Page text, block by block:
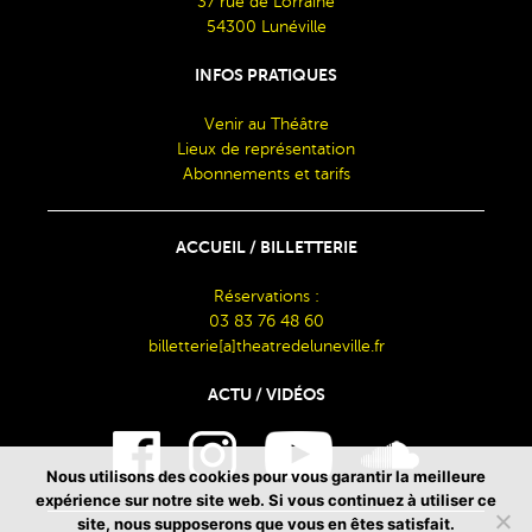
54300 Lunéville
INFOS PRATIQUES
Venir au Théâtre
Lieux de représentation
Abonnements et tarifs
ACCUEIL / BILLETTERIE
Réservations :
03 83 76 48 60
billetterie[a]theatredeluneville.fr
ACTU / VIDÉOS
Nous utilisons des cookies pour vous garantir la meilleure
expérience sur notre site web. Si vous continuez à utiliser ce
site, nous supposerons que vous en êtes satisfait.